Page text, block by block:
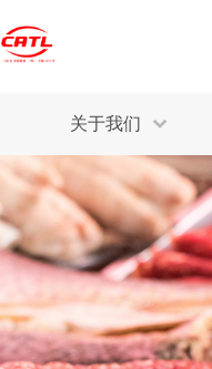
关于我们
三废监测
二噁英检测
方案
SOLUTIONS
业提供一站式